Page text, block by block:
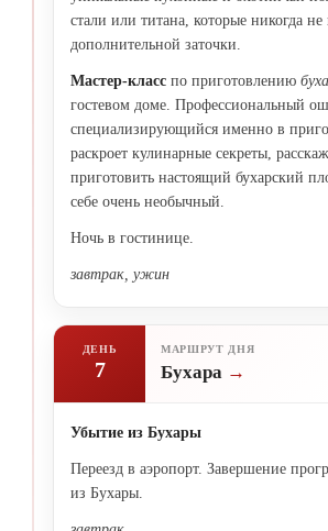
стали или титана, которые никогда не
дополнительной заточки.
Мастер-класс по приготовлению
гостевом доме. Профессиональный
специализирующийся именно в
раскроет кулинарные секреты,
приготовить настоящий бухарский
себе очень необычный.
Ночь в гостинице.
завтрак, ужин
ДЕНЬ
7
МАРШРУТ ДНЯ
Бухара
Убытие из Бухары
Переезд в аэропорт. Завершение
из Бухары.